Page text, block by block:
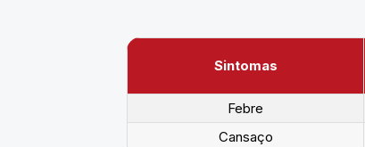
Sintomas
Febre
Cansaço